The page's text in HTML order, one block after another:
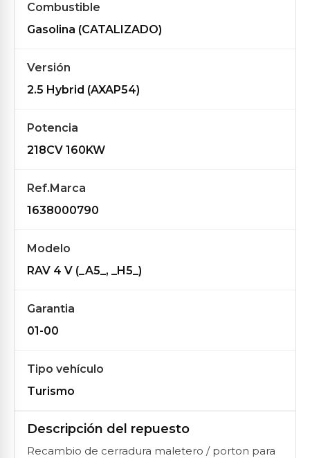
Combustible
Gasolina (CATALIZADO)
Versión
2.5 Hybrid (AXAP54)
Potencia
218CV 160KW
Ref.Marca
1638000790
Modelo
RAV 4 V (_A5_, _H5_)
Garantia
01-00
Tipo vehículo
Turismo
Descripción del repuesto
Recambio de cerradura maletero / porton para